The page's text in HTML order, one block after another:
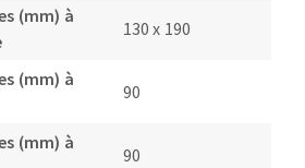
(mm) à
130 x 190
(mm) à
90
(mm) à
90